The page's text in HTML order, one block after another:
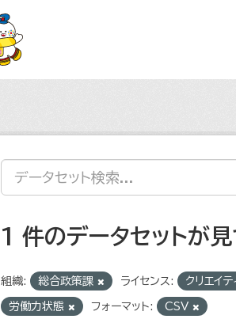
1 件のデータセットが
組織: 総合政策課 ライセンス: クリエイ
労働力状態 フォーマット: CSV